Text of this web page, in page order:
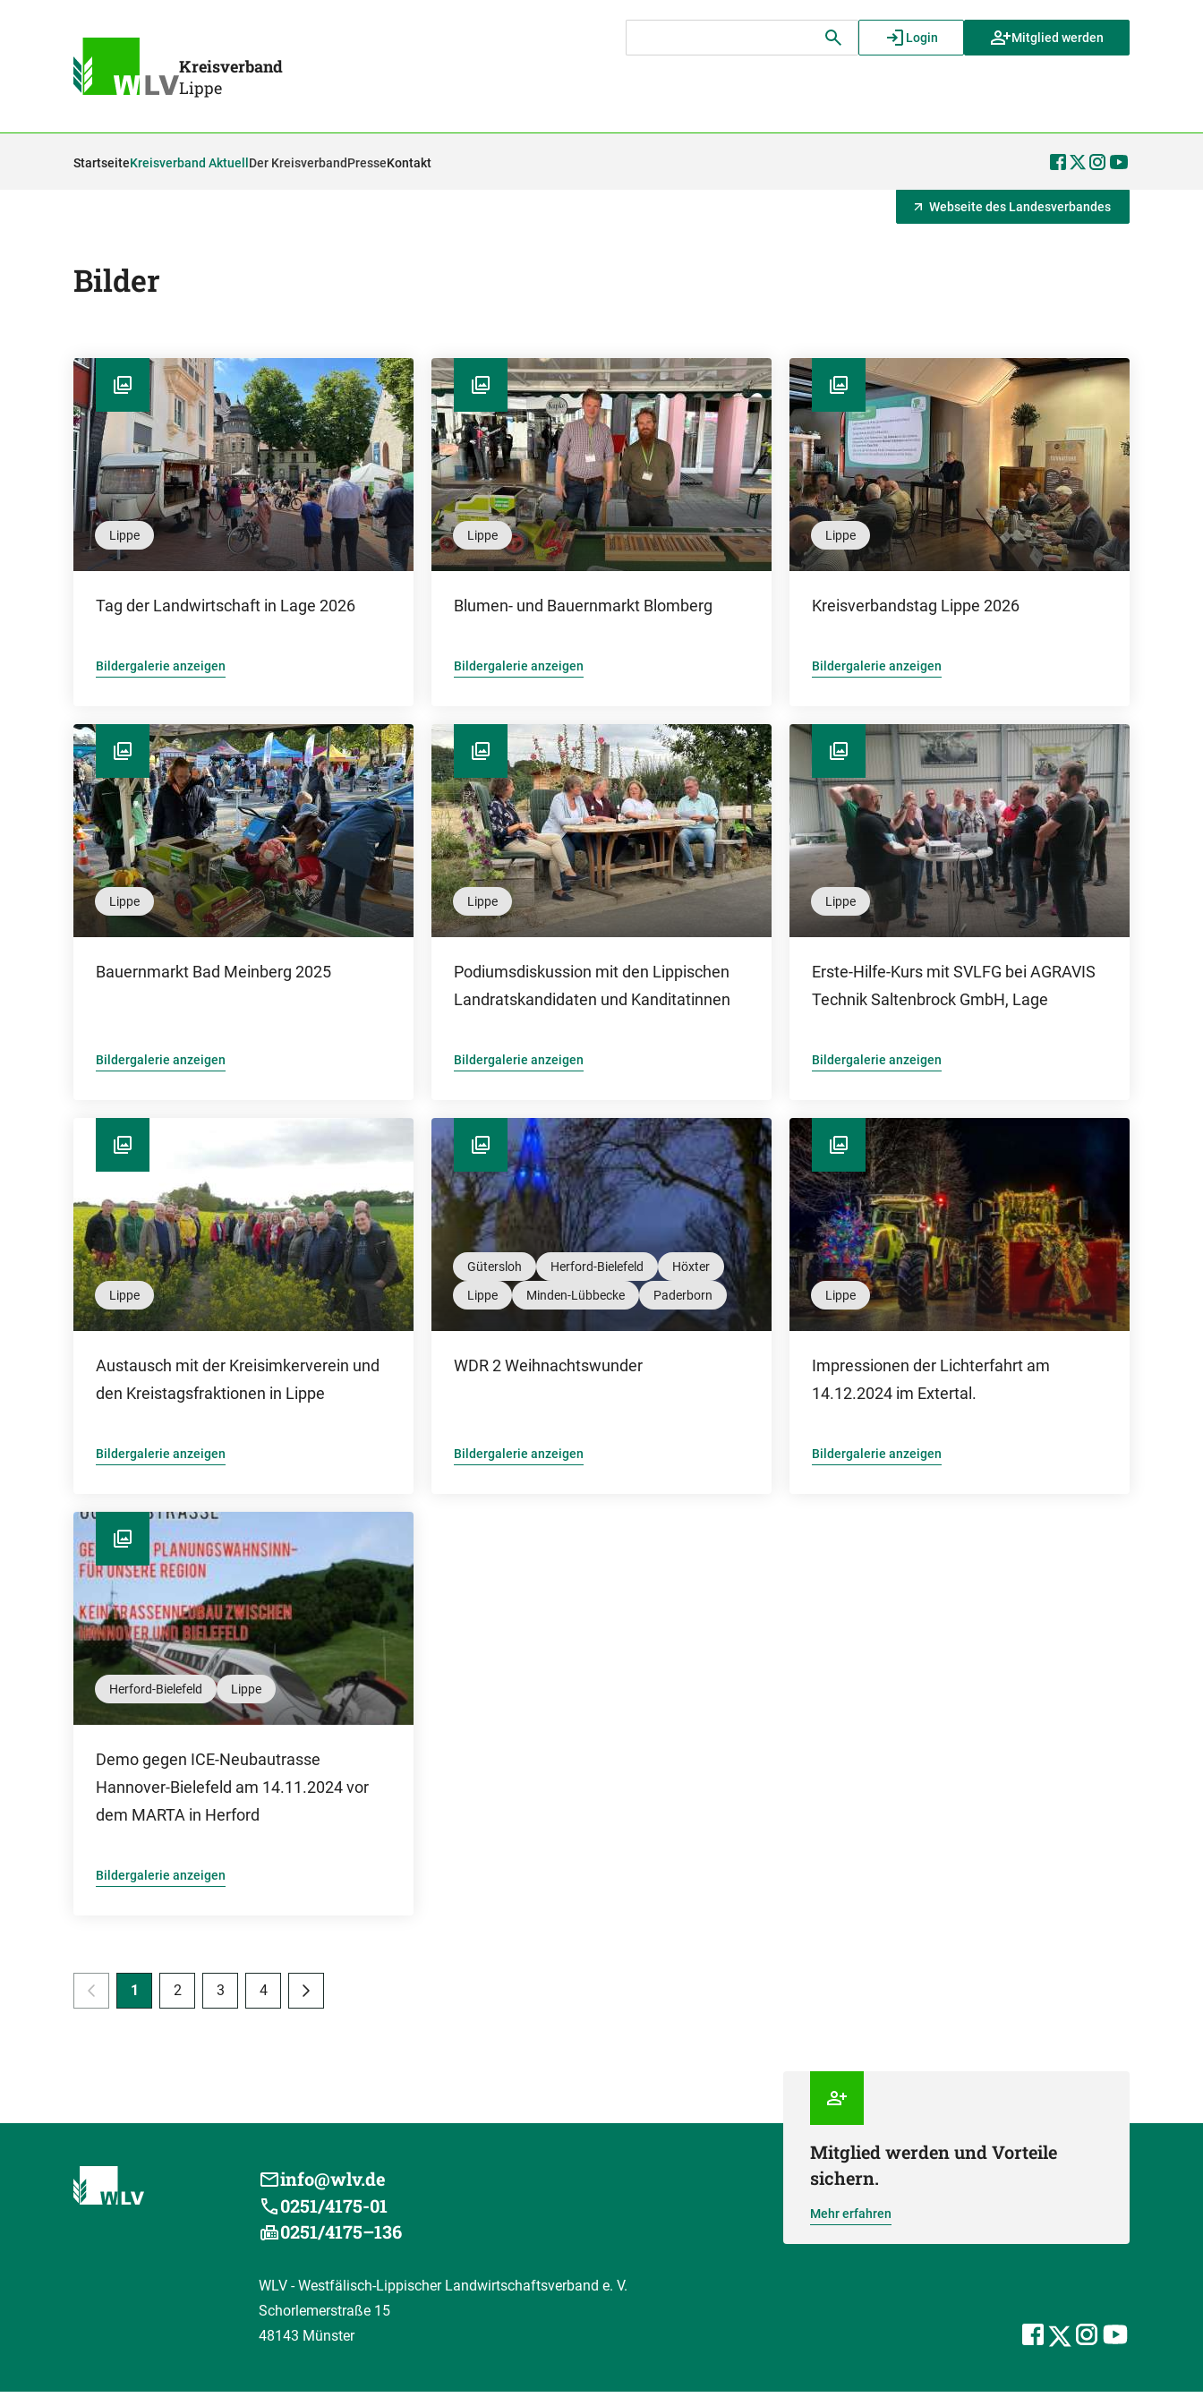
Kreisverband
Lippe
Login Mitglied werden
StartseiteKreisverband Aktuell Der KreisverbandPresseKontakt
Webseite des Landesverbandes
Bilder
Lippe
Tag der Landwirtschaft in Lage 2026
Bildergalerie anzeigen
Lippe
Blumen- und Bauernmarkt Blomberg
Bildergalerie anzeigen
Lippe
Kreisverbandstag Lippe 2026
Bildergalerie anzeigen
Lippe
Bauernmarkt Bad Meinberg 2025
Bildergalerie anzeigen
Lippe
Podiumsdiskussion mit den Lippischen
Landratskandidaten und Kanditatinnen
Bildergalerie anzeigen
Lippe
Erste-Hilfe-Kurs mit SVLFG bei AGRAVIS
Technik Saltenbrock GmbH, Lage
Bildergalerie anzeigen
Lippe
Austausch mit der Kreisimkerverein und
den Kreistagsfraktionen in Lippe
Bildergalerie anzeigen
Gütersloh Herford-Bielefeld
Höxter
Lippe
Minden-Lübbecke Paderborn
WDR 2 Weihnachtswunder
Bildergalerie anzeigen
Lippe
Impressionen der Lichterfahrt am
14.12.2024 im Extertal.
Bildergalerie anzeigen
Herford-Bielefeld Lippe
Demo gegen ICE-Neubautrasse
Hannover-Bielefeld am 14.11.2024 vor
dem MARTA in Herford
Bildergalerie anzeigen
1 2 3 4
Mitglied werden und Vorteile
sichern.
Mehr erfahren
info@wlv.de
0251/4175-01
0251/4175–136
WLV - Westfälisch-Lippischer Landwirtschaftsverband e. V.
Schorlemerstraße 15
48143 Münster